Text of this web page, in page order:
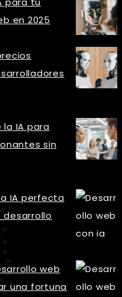
en 2025
IA para
sin
IA perfecta
web
una fortuna